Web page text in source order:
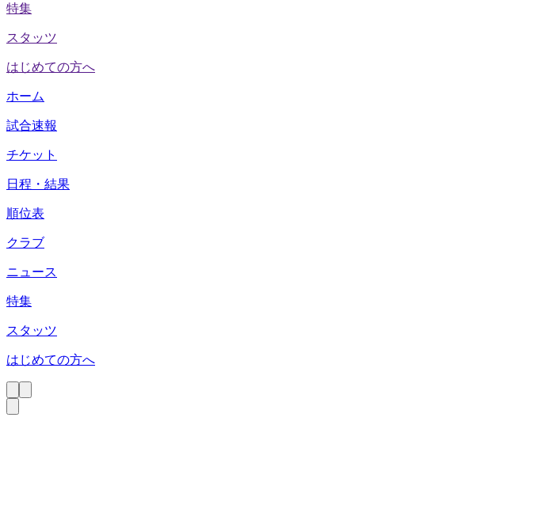
特集
スタッツ
はじめての方へ
ホーム
試合速報
チケット
日程・結果
順位表
クラブ
ニュース
特集
スタッツ
はじめての方へ